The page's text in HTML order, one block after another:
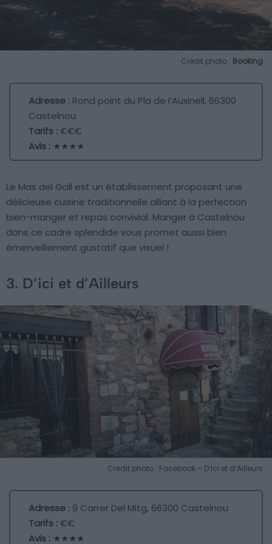
Crédit photo : Booking
Adresse : Rond point du Pla de l’Auxinell, 66300
Castelnou
Tarifs :€€€
Avis : ★★★★
Le Mas del Gall est un établissement proposant une
délicieuse cuisine traditionnelle alliant à la perfection
bien-manger et repas convivial. Manger à Castelnou
dans ce cadre splendide vous promet aussi bien
émerveillement gustatif que visuel !
3. D’ici et d’Ailleurs
Crédit photo : Facebook – D’Ici et d’Ailleurs
Adresse : 9 Carrer Del Mitg, 66300 Castelnou
Tarifs :€€
Avis : ★★★★